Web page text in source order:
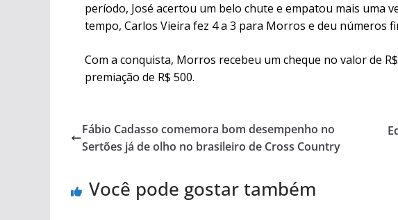
período, José acertou um belo chute e empatou mais uma
tempo, Carlos Vieira fez 4 a 3 para Morros e deu números
Com a conquista, Morros recebeu um cheque no valor de
premiação de R$ 500.
Fábio Cadasso comemora bom desempenho no
Sertões já de olho no brasileiro de Cross Country
Você pode gostar também